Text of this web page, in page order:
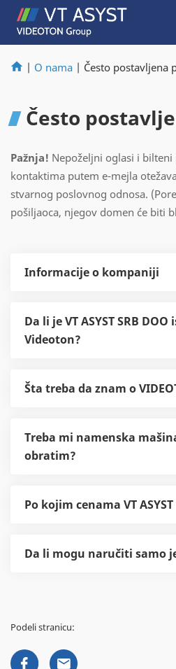
| O nama | Često postavljena
Često
Pažnja! Nepoželjni oglasi i
kontaktima putem e-mejla
stvarnog poslovnog odnosa.
pošiljaoca, njegov domen će biti
Informacije o kompaniji
Da li je VT ASYST SRB
Videoton?
Šta treba da znam o
Treba mi namenska
obratim?
Po kojim cenama VT
Da li mogu naručiti samo
Podeli stranicu: